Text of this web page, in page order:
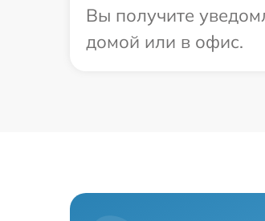
Вы получите
домой или в офис.